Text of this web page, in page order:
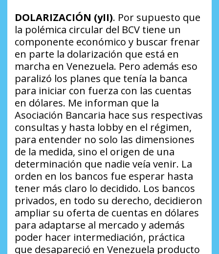
DOLARIZACIÓN (yII). Por supuesto que
la polémica circular del BCV tiene un
componente económico y buscar frenar
en parte la dolarización que está en
marcha en Venezuela. Pero además eso
paralizó los planes que tenía la banca
para iniciar con fuerza con las cuentas
en dólares. Me informan que la
Asociación Bancaria hace sus respectivas
consultas y hasta lobby en el régimen,
para entender no solo las dimensiones
de la medida, sino el origen de una
determinación que nadie veía venir. La
orden en los bancos fue esperar hasta
tener más claro lo decidido. Los bancos
privados, en todo su derecho, decidieron
ampliar su oferta de cuentas en dólares
para adaptarse al mercado y además
poder hacer intermediación, práctica
que desapareció en Venezuela producto